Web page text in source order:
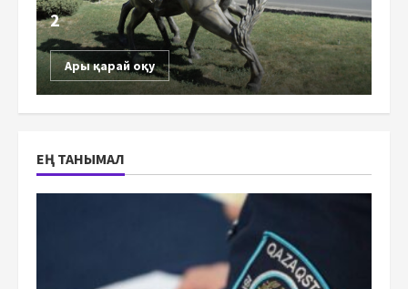
2
Ары қарай оқу
ЕҢ ТАНЫМАЛ